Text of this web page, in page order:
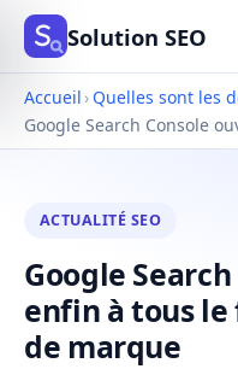
Solution SEO
Accueil › Quelles sont les
Google Search Console
ACTUALITÉ SEO
Google
enfin à tous
de marque